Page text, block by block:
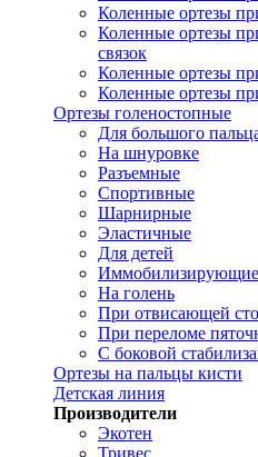
Коленные ортезы
Коленные ортезы
связок
Коленные ортезы
Коленные ортезы
Ортезы голеностопные
Для большого
На шнуровке
Разъемные
Спортивные
Шарнирные
Эластичные
Для детей
Иммобилизирующие
На голень
При отвисающей
При переломе
С боковой
Ортезы на пальцы кисти
Детская линия
Производители
Экотен
Тривес